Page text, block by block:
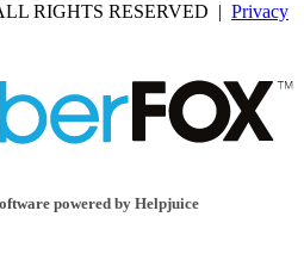
RIGHTS RESERVED | Privacy
powered by Helpjuice